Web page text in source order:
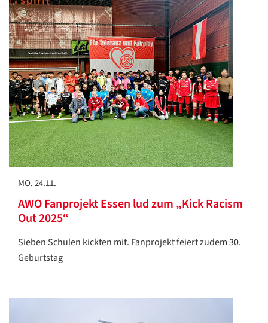
MO. 24.11.
AWO Fanprojekt Essen lud zum „Kick Racism
Out 2025“
Sieben Schulen kickten mit. Fanprojekt feiert zudem 30.
Geburtstag